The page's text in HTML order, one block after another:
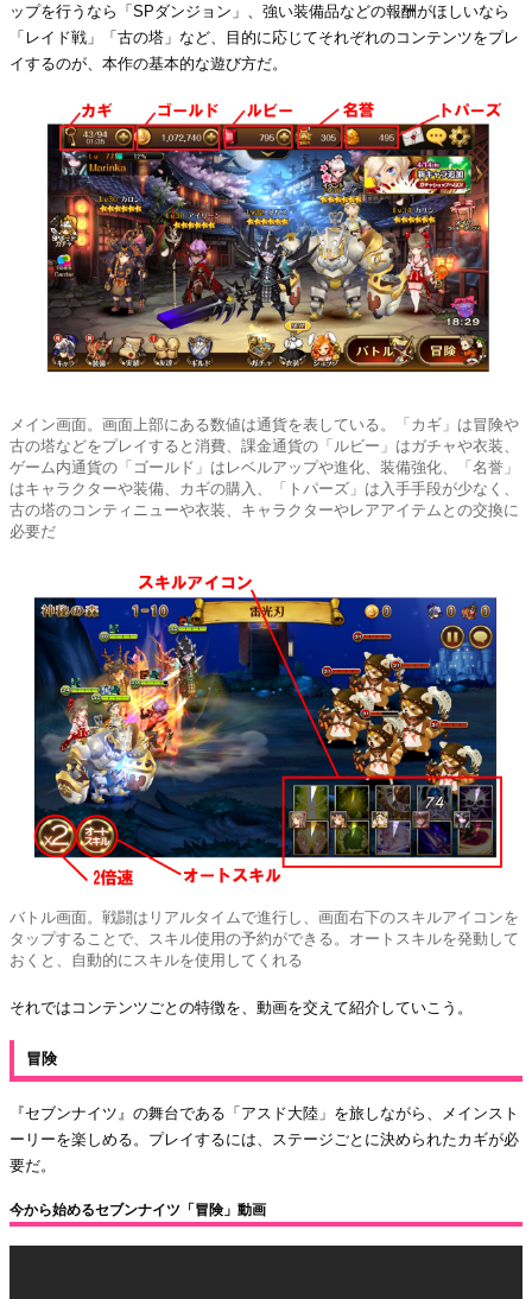
ップを行うなら「SPダンジョン」、強い装備品などの報酬がほしいなら
「レイド戦」「古の塔」など、目的に応じてそれぞれのコンテンツをプレ
イするのが、本作の基本的な遊び方だ。
メイン画面。画面上部にある数値は通貨を表している。「カギ」は冒険や
古の塔などをプレイすると消費、課金通貨の「ルビー」はガチャや衣装、
ゲーム内通貨の「ゴールド」はレベルアップや進化、装備強化、「名誉」
はキャラクターや装備、カギの購入、「トパーズ」は入手手段が少なく、
古の塔のコンティニューや衣装、キャラクターやレアアイテムとの交換に
必要だ
バトル画面。戦闘はリアルタイムで進行し、画面右下のスキルアイコンを
タップすることで、スキル使用の予約ができる。オートスキルを発動して
おくと、自動的にスキルを使用してくれる
それではコンテンツごとの特徴を、動画を交えて紹介していこう。
冒険
『セブンナイツ』の舞台である「アスド大陸」を旅しながら、メインスト
ーリーを楽しめる。プレイするには、ステージごとに決められたカギが必
要だ。
今から始めるセブンナイツ「冒険」動画